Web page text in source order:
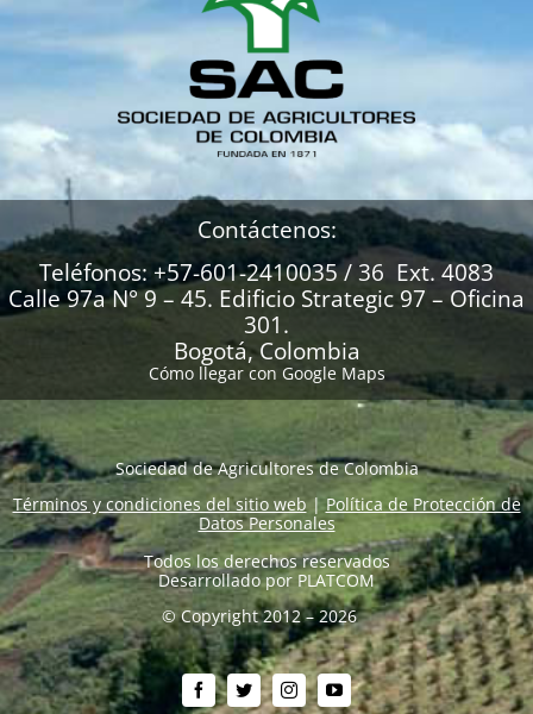
Contáctenos:
Teléfonos: +57-601-2410035 / 36 Ext. 4083
Calle 97a N° 9 – 45. Edificio Strategic 97 – Oficina
301.
Bogotá, Colombia
Cómo llegar con Google Maps
Sociedad de Agricultores de Colombia
Términos y condiciones del sitio web|Política de Protección de
Datos Personales
Todos los derechos reservados
Desarrollado por PLATCOM
© Copyright 2012 – 2026